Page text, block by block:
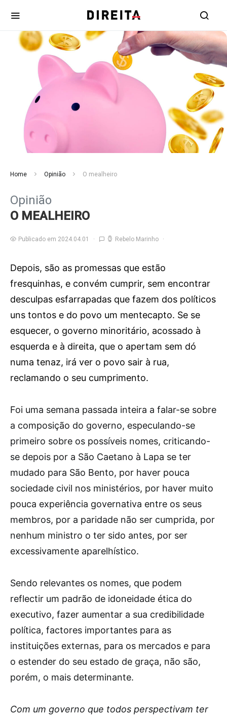
Home Opinião O mealheiro
Opinião
O MEALHEIRO
Publicado em 2024.04.01 Rebelo Marinho
Depois, são as promessas que estão
fresquinhas, e convém cumprir, sem encontrar
desculpas esfarrapadas que fazem dos políticos
uns tontos e do povo um mentecapto. Se se
esquecer, o governo minoritário, acossado à
esquerda e à direita, que o apertam sem dó
numa tenaz, irá ver o povo sair à rua,
reclamando o seu cumprimento.
Foi uma semana passada inteira a falar-se sobre
a composição do governo, especulando-se
primeiro sobre os possíveis nomes, criticando-
se depois por a São Caetano à Lapa se ter
mudado para São Bento, por haver pouca
sociedade civil nos ministérios, por haver muito
pouca experiência governativa entre os seus
membros, por a paridade não ser cumprida, por
nenhum ministro o ter sido antes, por ser
excessivamente aparelhístico.
Sendo relevantes os nomes, que podem
reflectir um padrão de idoneidade ética do
executivo, fazer aumentar a sua credibilidade
política, factores importantes para as
instituições externas, para os mercados e para
o estender do seu estado de graça, não são,
porém, o mais determinante.
Com um governo que todos perspectivam ter